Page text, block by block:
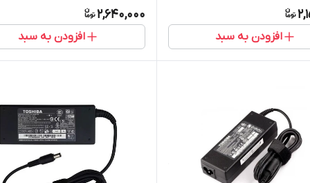
افزودن به سبد
2,640,000
افزودن به سبد